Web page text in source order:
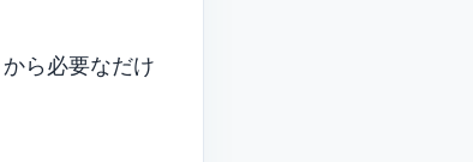
ら必要なだけ